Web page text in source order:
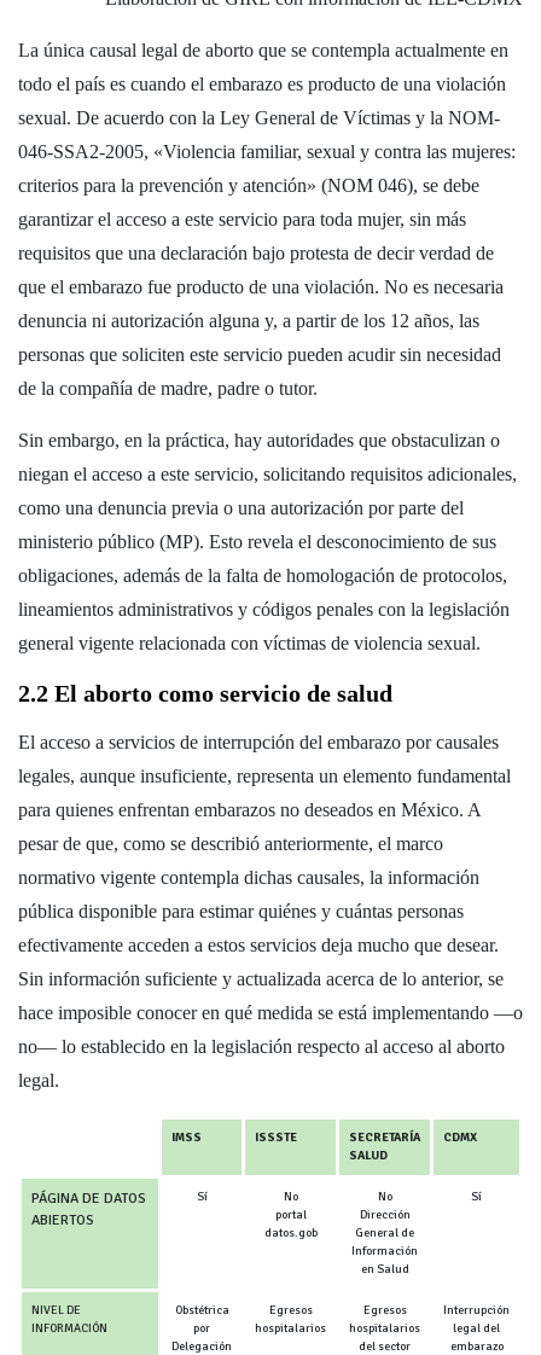
La única causal legal de aborto que se contempla actualmente en
todo el país es cuando el embarazo es producto de una violación
sexual. De acuerdo con la Ley General de Víctimas y la NOM-
046-SSA2-2005, «Violencia familiar, sexual y contra las mujeres:
criterios para la prevención y atención» (NOM 046), se debe
garantizar el acceso a este servicio para toda mujer, sin más
requisitos que una declaración bajo protesta de decir verdad de
que el embarazo fue producto de una violación. No es necesaria
denuncia ni autorización alguna y, a partir de los 12 años, las
personas que soliciten este servicio pueden acudir sin necesidad
de la compañía de madre, padre o tutor.
Sin embargo, en la práctica, hay autoridades que obstaculizan o
niegan el acceso a este servicio, solicitando requisitos adicionales,
como una denuncia previa o una autorización por parte del
ministerio público (MP). Esto revela el desconocimiento de sus
obligaciones, además de la falta de homologación de protocolos,
lineamientos administrativos y códigos penales con la legislación
general vigente relacionada con víctimas de violencia sexual.
2.2 El aborto como servicio de salud
El acceso a servicios de interrupción del embarazo por causales
legales, aunque insuficiente, representa un elemento fundamental
para quienes enfrentan embarazos no deseados en México. A
pesar de que, como se describió anteriormente, el marco
normativo vigente contempla dichas causales, la información
pública disponible para estimar quiénes y cuántas personas
efectivamente acceden a estos servicios deja mucho que desear.
Sin información suficiente y actualizada acerca de lo anterior, se
hace imposible conocer en qué medida se está implementando —o
no— lo establecido en la legislación respecto al acceso al aborto
legal.
IMSS ISSSTE
SECRETARÍA
SALUD
CDMX
PÁGINA DE DATOS
ABIERTOS
Sí
No
portal
datos.gob
No
Dirección
General de
Información
en Salud
Sí
NIVEL DE
INFORMACIÓN
Obstétrica
por
Delegación
Egresos
hospitalarios
Egresos
hospitalarios
del sector
Interrupción
legal del
embarazo